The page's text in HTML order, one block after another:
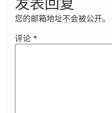
您的邮箱地址不会被公开。
评论 *